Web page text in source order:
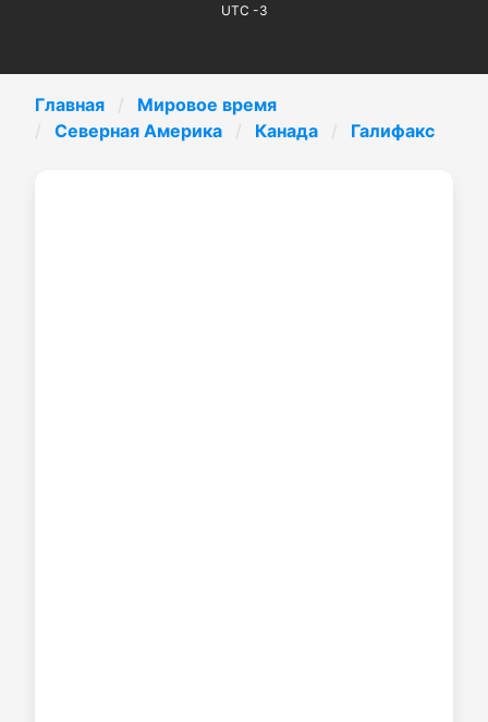
UTC -3
Главная
Мировое время
Северная Америка
Канада Галифакс